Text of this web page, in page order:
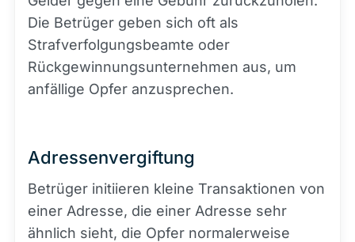
Die Betrüger geben sich oft als
Strafverfolgungsbeamte oder
Rückgewinnungsunternehmen aus, um
anfällige Opfer anzusprechen.
Adressenvergiftung
Betrüger initiieren kleine Transaktionen von
einer Adresse, die einer Adresse sehr
ähnlich sieht, die Opfer normalerweise